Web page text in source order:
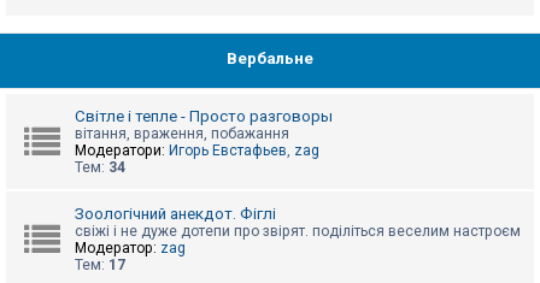
Вербальне
Світле і тепле - Просто разговоры
вітання, враження, побажання
Модератори: Игорь Евстафьев, zag
Тем: 34
Зоологічний анекдот. Фіглі
свіжі і не дуже дотепи про звірят. поділіться веселим настроєм
Модератор: zag
Тем: 17